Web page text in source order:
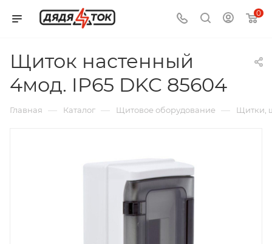
0
Щиток настенный
4мод. IP65 DKC 85604
Главная — Каталог — Щитовое оборудование — Щитки,